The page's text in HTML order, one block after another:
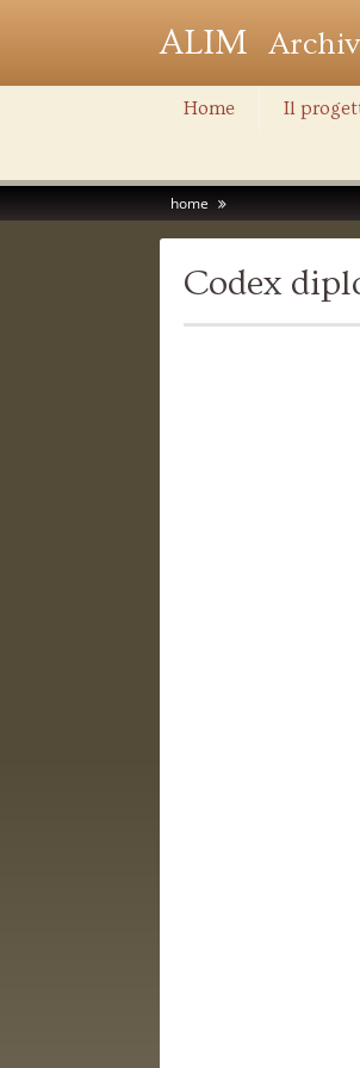
ALIM
Home Il
home
Codex